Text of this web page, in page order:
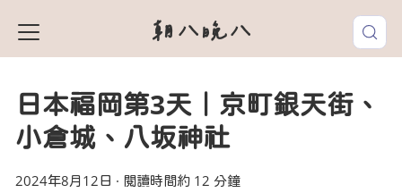
朝八晚八
日本福岡第3天｜京町銀天街、
小倉城、八坂神社
2024年8月12日 · 閱讀時間約 12 分鐘